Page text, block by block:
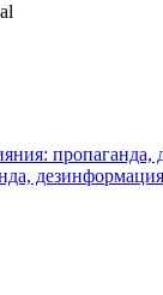
пропаганда,